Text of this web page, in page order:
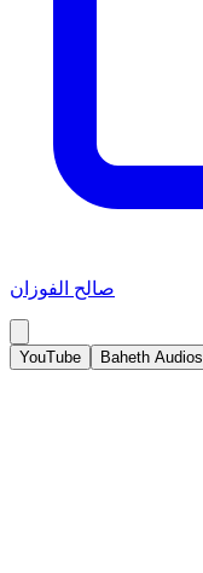
صالح الفوزان
YouTube Baheth Audios